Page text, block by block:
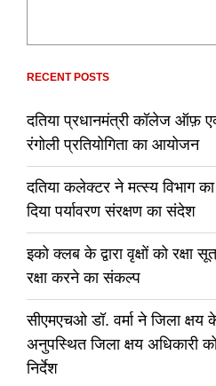
RECENT POSTS
दतिया प्रधानमंत्री कॉलेज ऑफ़
रंगोली प्रतियोगिता का आयोजन
दतिया कलेक्टर ने मत्स्य विभाग का
दिया पर्यावरण संरक्षण का संदेश
इको क्लब के द्वारा वृक्षों को रक्षा
रक्षा करने का संकल्प
सीएमएचओ डॉ. वर्मा ने जिला क्षय
अनुपस्थित जिला क्षय अधिकारी
निर्देश